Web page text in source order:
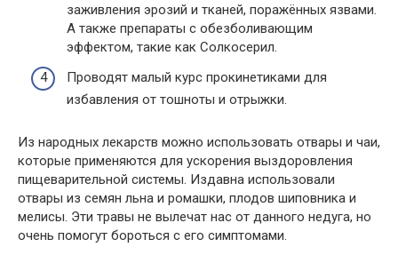
заживления эрозий и тканей, поражённых язвами.
А также препараты с обезболивающим
эффектом, такие как Солкосерил.
Проводят малый курс прокинетиками для
избавления от тошноты и отрыжки.
Из народных лекарств можно использовать отвары и чаи,
которые применяются для ускорения выздоровления
пищеварительной системы. Издавна использовали
отвары из семян льна и ромашки, плодов шиповника и
мелисы. Эти травы не вылечат нас от данного недуга, но
очень помогут бороться с его симптомами.